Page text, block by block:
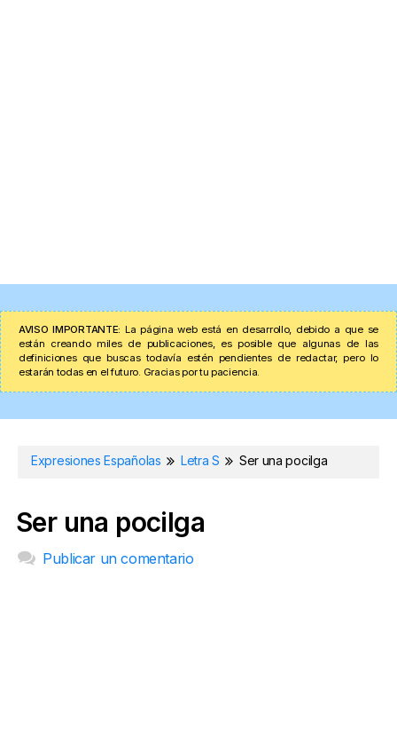
AVISO IMPORTANTE: La página web está en desarrollo, debido a que se
están creando miles de publicaciones, es posible que algunas de las
definiciones que buscas todavía estén pendientes de redactar, pero lo
estarán todas en el futuro. Gracias por tu paciencia.
Expresiones Españolas Letra S Ser una pocilga
Ser una pocilga
Publicar un comentario